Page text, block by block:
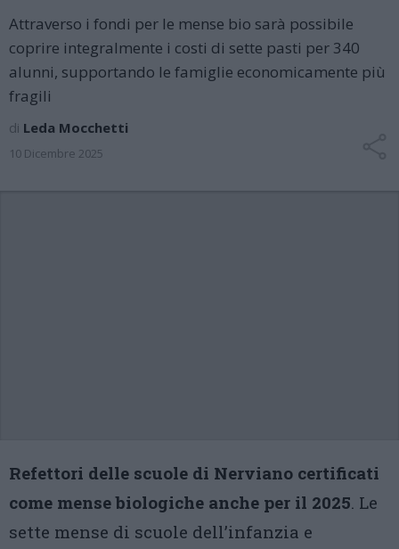
Attraverso i fondi per le mense bio sarà possibile
coprire integralmente i costi di sette pasti per 340
alunni, supportando le famiglie economicamente più
fragili
di Leda Mocchetti
10 Dicembre 2025
Refettori delle scuole di Nerviano certificati
come mense biologiche anche per il 2025. Le
sette mense di scuole dell’infanzia e